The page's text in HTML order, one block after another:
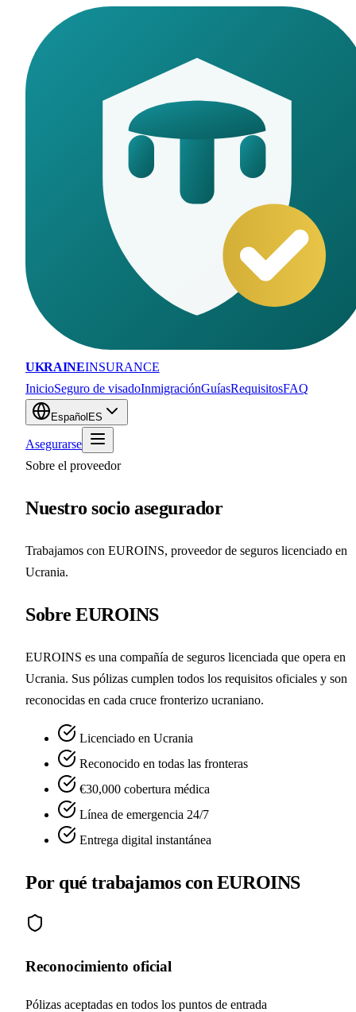
UKRAINEINSURANCE
InicioSeguro de visadoInmigraciónGuíasRequisitosFAQ
Español ES
Asegurarse
Sobre el proveedor
Nuestro socio asegurador
Trabajamos con EUROINS, proveedor de seguros licenciado en
Ucrania.
Sobre EUROINS
EUROINS es una compañía de seguros licenciada que opera en
Ucrania. Sus pólizas cumplen todos los requisitos oficiales y son
reconocidas en cada cruce fronterizo ucraniano.
Licenciado en Ucrania
Reconocido en todas las fronteras
€30,000 cobertura médica
Línea de emergencia 24/7
Entrega digital instantánea
Por qué trabajamos con EUROINS
Reconocimiento oficial
Pólizas aceptadas en todos los puntos de entrada